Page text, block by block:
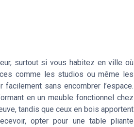
surtout si vous habitez en ville où
comme les studios ou même les
sans encombrer l’espace.
en un meuble fonctionnel chez
tandis que ceux en bois apportent
opter pour une table pliante